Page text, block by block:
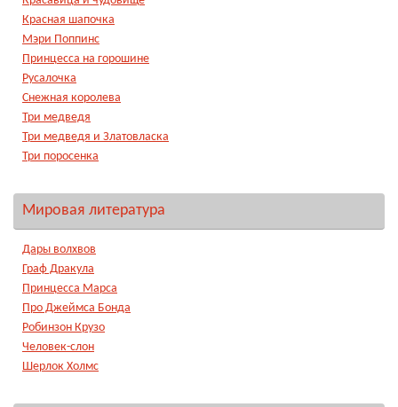
Красная шапочка
Мэри Поппинс
Принцесса на горошине
Русалочка
Снежная королева
Три медведя
Три медведя и Златовласка
Три поросенка
Мировая литература
Дары волхвов
Граф Дракула
Принцесса Марса
Про Джеймса Бонда
Робинзон Крузо
Человек-слон
Шерлок Холмс